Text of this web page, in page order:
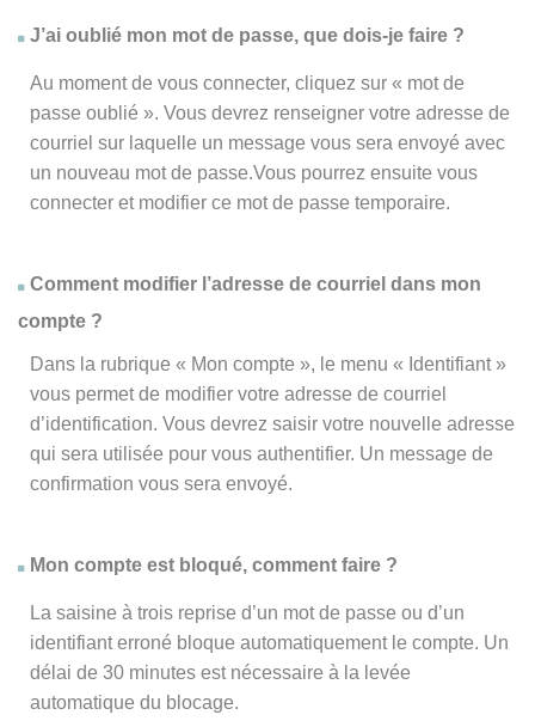
J’ai oublié mon mot de passe, que dois-je faire ?
Au moment de vous connecter, cliquez sur « mot de
passe oublié ». Vous devrez renseigner votre adresse de
courriel sur laquelle un message vous sera envoyé avec
un nouveau mot de passe.Vous pourrez ensuite vous
connecter et modifier ce mot de passe temporaire.
Comment modifier l’adresse de courriel dans mon
compte ?
Dans la rubrique « Mon compte », le menu « Identifiant »
vous permet de modifier votre adresse de courriel
d’identification. Vous devrez saisir votre nouvelle adresse
qui sera utilisée pour vous authentifier. Un message de
confirmation vous sera envoyé.
Mon compte est bloqué, comment faire ?
La saisine à trois reprise d’un mot de passe ou d’un
identifiant erroné bloque automatiquement le compte. Un
délai de 30 minutes est nécessaire à la levée
automatique du blocage.